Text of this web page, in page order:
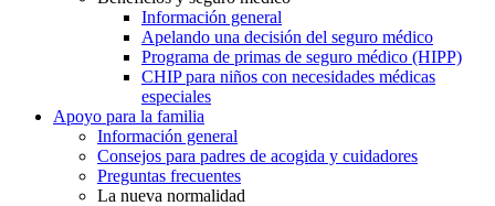
Información general
Apelando una decisión del seguro médico
Programa de primas de seguro médico (HIPP)
CHIP para niños con necesidades médicas
especiales
Apoyo para la familia
Información general
Consejos para padres de acogida y cuidadores
Preguntas frecuentes
La nueva normalidad